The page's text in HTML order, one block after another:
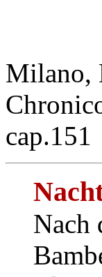
Milano,
cap.151
Nach